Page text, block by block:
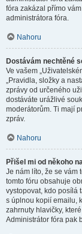
fóra zakázal přímo
administrátora fóra.
Nahoru
Dostávám nechtěné
Ve vašem
„Pravidla, složky a
zprávy od určeného
dostáváte urážlivé
moderátorům. Ti mají
zpráv.
Nahoru
Přišel mi od někoho
Je nám líto, že se vám
tomto fóru obsahuje
vystopovat, kdo posílá
s úplnou kopií emailu,
zahrnuty hlavičky,
Administrátor fóra pak